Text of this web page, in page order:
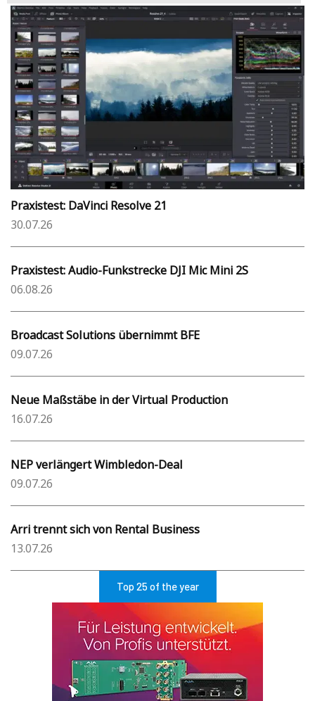
Praxistest: DaVinci Resolve 21
30.07.26
Praxistest: Audio-Funkstrecke DJI Mic Mini 2S
06.08.26
Broadcast Solutions übernimmt BFE
09.07.26
Neue Maßstäbe in der Virtual Production
16.07.26
NEP verlängert Wimbledon-Deal
09.07.26
Arri trennt sich von Rental Business
13.07.26
Top 25 of the year